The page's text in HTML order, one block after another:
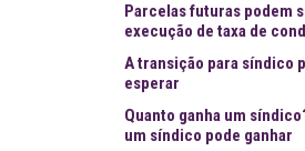
Parcelas futuras podem
execução de taxa de
A transição para síndico
esperar
Quanto ganha um
um síndico pode ganhar